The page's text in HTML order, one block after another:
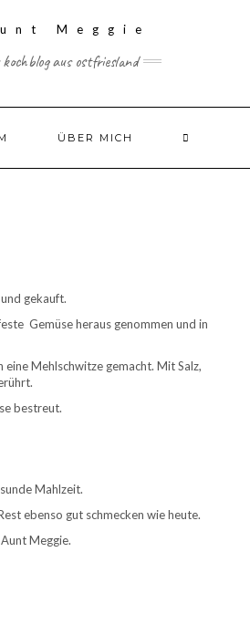
kochblog aus ostfriesland
ÜBER MICH
gekauft.
Gemüse heraus genommen und in
Mehlschwitze gemacht. Mit Salz,
bestreut.
Mahlzeit.
ebenso gut schmecken wie heute.
Meggie.